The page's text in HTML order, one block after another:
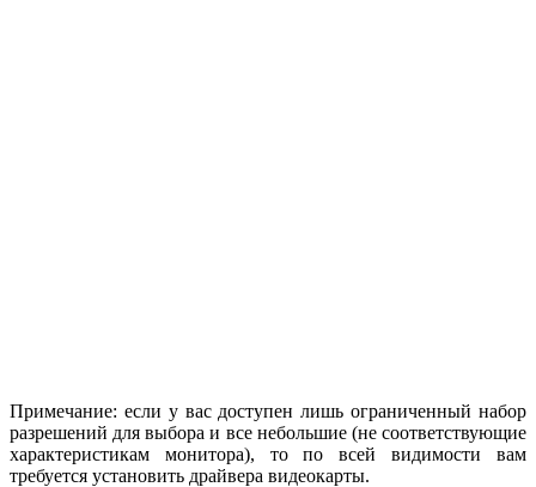
Примечание: если у вас доступен лишь ограниченный набор
разрешений для выбора и все небольшие (не соответствующие
характеристикам монитора), то по всей видимости вам
требуется установить драйвера видеокарты.